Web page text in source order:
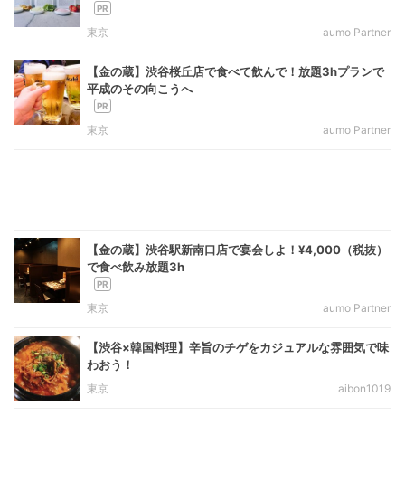
東京 aumo Partner
【金の蔵】渋谷桜丘店で食べて飲んで！放題3hプランで
平成のその向こうへ
東京 aumo Partner
【金の蔵】渋谷駅新南口店で宴会しよ！¥4,000（税抜）
で食べ飲み放題3h
東京 aumo Partner
【渋谷×韓国料理】辛旨のチゲをカジュアルな雰囲気で味
わおう！
東京 aibon1019